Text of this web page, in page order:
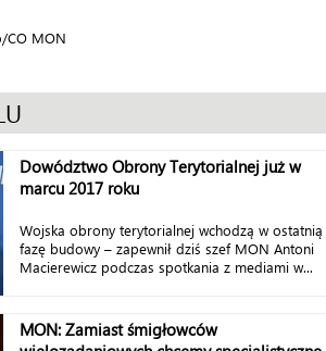
CO MON
Dowództwo Obrony Terytorialnej już w
marcu 2017 roku
Wojska obrony terytorialnej wchodzą w ostatnią
fazę budowy – zapewnił dziś szef MON Antoni
Macierewicz podczas spotkania z mediami w...
MON: Zamiast śmigłowców